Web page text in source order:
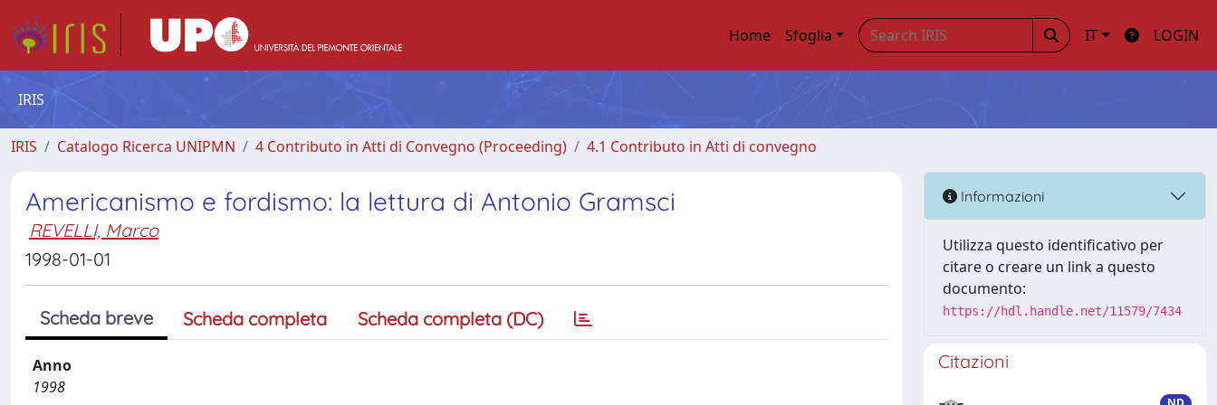
Home Sfoglia IT LOGIN
IRIS
IRIS Catalogo Ricerca UNIPMN 4 Contributo in Atti di Convegno (Proceeding) 4.1 Contributo in Atti di convegno
Americanismo e fordismo: la lettura di Antonio Gramsci
REVELLI, Marco
1998-01-01
Scheda breve Scheda completa Scheda completa (DC)
Anno
1998
Informazioni
Utilizza questo identificativo per
citare o creare un link a questo
documento:
https://hdl.handle.net/11579/7434
Citazioni